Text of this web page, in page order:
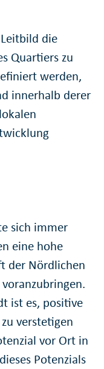
die
Quartiers zu
werden,
innerhalb derer
sich immer
eine hohe
der Nördlichen
ist es, positive
verstetigen
vor Ort in
Potenzials